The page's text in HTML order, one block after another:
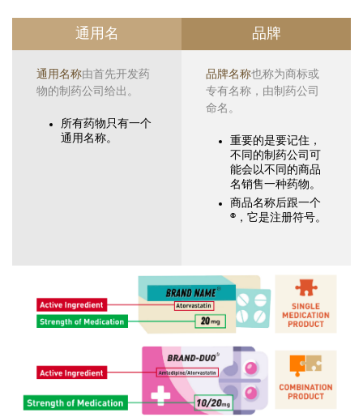
通用名 品牌
通用名称由首先开发药
物的制药公司给出。
所有药物只有一个
通用名称。
品牌名称也称为商标或
专有名称，由制药公司
命名。
重要的是要记住，
不同的制药公司可
能会以不同的商品
名销售一种药物。
商品名称后跟一个
®，它是注册符号。